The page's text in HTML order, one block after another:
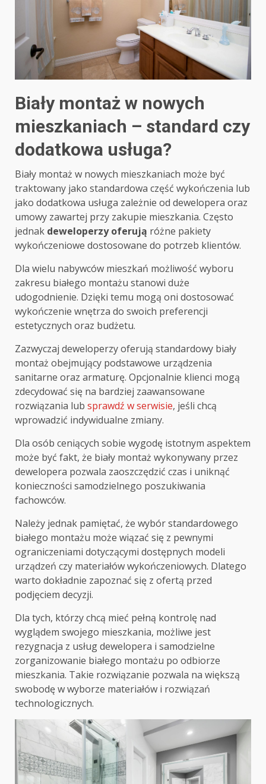
Biały montaż w nowych
mieszkaniach – standard czy
dodatkowa usługa?
Biały montaż w nowych mieszkaniach może być
traktowany jako standardowa część wykończenia lub
jako dodatkowa usługa zależnie od dewelopera oraz
umowy zawartej przy zakupie mieszkania. Często
jednak deweloperzy oferują różne pakiety
wykończeniowe dostosowane do potrzeb klientów.
Dla wielu nabywców mieszkań możliwość wyboru
zakresu białego montażu stanowi duże
udogodnienie. Dzięki temu mogą oni dostosować
wykończenie wnętrza do swoich preferencji
estetycznych oraz budżetu.
Zazwyczaj deweloperzy oferują standardowy biały
montaż obejmujący podstawowe urządzenia
sanitarne oraz armaturę. Opcjonalnie klienci mogą
zdecydować się na bardziej zaawansowane
rozwiązania lub sprawdź w serwisie, jeśli chcą
wprowadzić indywidualne zmiany.
Dla osób ceniących sobie wygodę istotnym aspektem
może być fakt, że biały montaż wykonywany przez
dewelopera pozwala zaoszczędzić czas i uniknąć
konieczności samodzielnego poszukiwania
fachowców.
Należy jednak pamiętać, że wybór standardowego
białego montażu może wiązać się z pewnymi
ograniczeniami dotyczącymi dostępnych modeli
urządzeń czy materiałów wykończeniowych. Dlatego
warto dokładnie zapoznać się z ofertą przed
podjęciem decyzji.
Dla tych, którzy chcą mieć pełną kontrolę nad
wyglądem swojego mieszkania, możliwe jest
rezygnacja z usług dewelopera i samodzielne
zorganizowanie białego montażu po odbiorze
mieszkania. Takie rozwiązanie pozwala na większą
swobodę w wyborze materiałów i rozwiązań
technologicznych.